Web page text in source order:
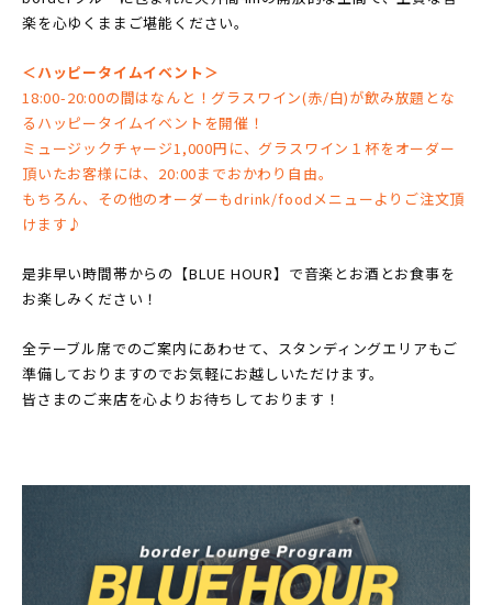
楽を心ゆくままご堪能ください。
＜ハッピータイムイベント＞
18:00-20:00の間はなんと！グラスワイン(赤/白)が飲み放題とな
るハッピータイムイベントを開催！
ミュージックチャージ1,000円に、グラスワイン１杯をオーダー
頂いたお客様には、20:00までおかわり自由。
もちろん、その他のオーダーもdrink/foodメニューよりご注文頂
けます♪
是非早い時間帯からの【BLUE HOUR】で音楽とお酒とお食事を
お楽しみください！
全テーブル席でのご案内にあわせて、スタンディングエリアもご
準備しておりますのでお気軽にお越しいただけます。
皆さまのご来店を心よりお待ちしております！